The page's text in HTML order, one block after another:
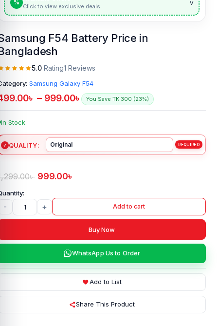
%
Click to view exclusive deals v
F54 Battery Price in
5.0 Rating1 Reviews
Samsung Galaxy F54
৳ – 999.00৳ You Save TK.300 (23%)
In Stock
QUALITY
৳ 999.00৳
- + Add to cart
Buy Now
WhatsApp Us to Order
Add to List
Share This Product